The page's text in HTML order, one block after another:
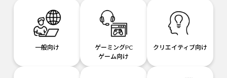
一般向け
ゲーミングPC
ゲーム向け
クリエイティブ向け